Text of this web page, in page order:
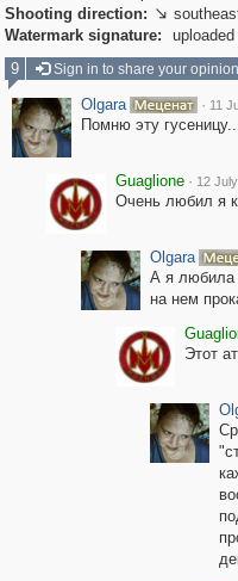
Shooting direction: 
Watermark signature:
9
Sign in to share your opinion
Olgara · 11
Помню эту
Guaglione · 12
Очень любил я
Olgara
А я любила
на нем
Этот